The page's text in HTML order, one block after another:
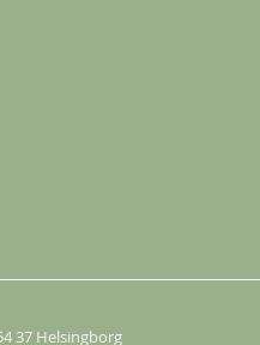
37 Helsingborg